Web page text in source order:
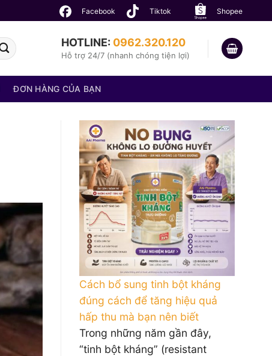
Facebook Tiktok Shopee
HOTLINE: 0962.320.120
Hỗ trợ 24/7 (nhanh chóng tiện lợi)
ĐƠN HÀNG CỦA BẠN
Cách bổ sung tinh bột kháng
đúng cách để tăng hiệu quả
hấp thu mà bạn nên biết
Trong những năm gần đây,
“tinh bột kháng” (resistant